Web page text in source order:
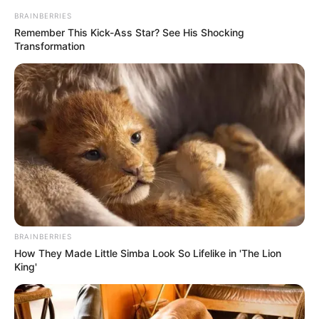
BRAINBERRIES
Remember This Kick-Ass Star? See His Shocking
Transformation
BRAINBERRIES
How They Made Little Simba Look So Lifelike in 'The Lion
King'